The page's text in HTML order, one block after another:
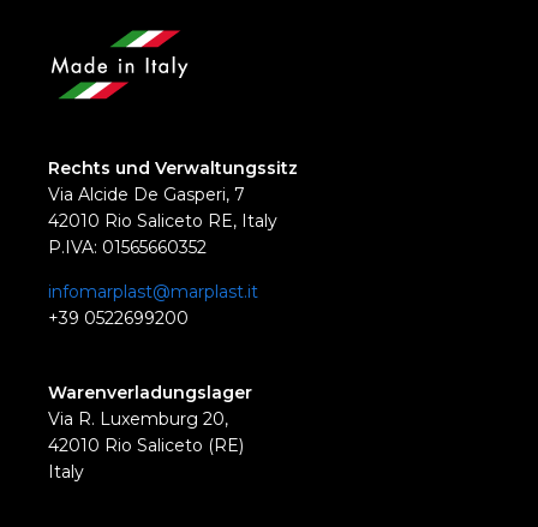
Rechts und Verwaltungssitz
Via Alcide De Gasperi, 7
42010 Rio Saliceto RE, Italy
P.IVA: 01565660352
infomarplast@marplast.it
+39 0522699200
Warenverladungslager
Via R. Luxemburg 20,
42010 Rio Saliceto (RE)
Italy